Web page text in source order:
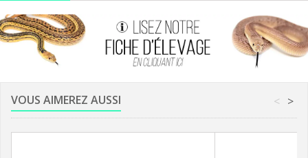
VOUS AIMEREZ AUSSI >
<